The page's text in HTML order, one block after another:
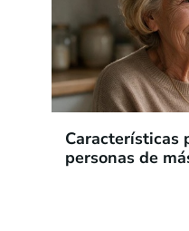
Características
personas de